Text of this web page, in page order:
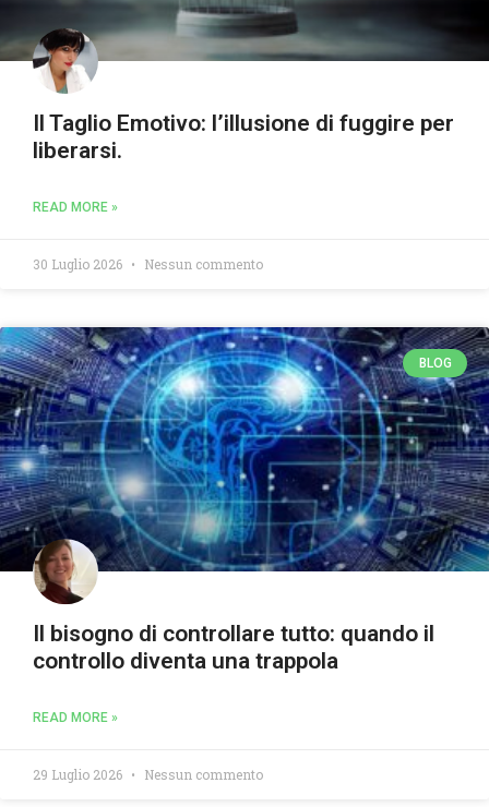
Il Taglio Emotivo: l’illusione di fuggire per
liberarsi.
READ MORE »
30 Luglio 2026 Nessun commento
BLOG
Il bisogno di controllare tutto: quando il
controllo diventa una trappola
READ MORE »
29 Luglio 2026 Nessun commento